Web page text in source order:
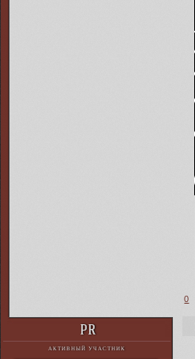
0
PR
АКТИВНЫЙ УЧАСТНИК